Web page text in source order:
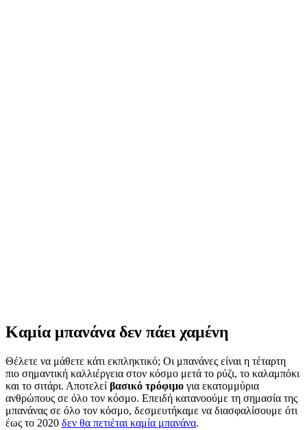
Καμία μπανάνα δεν πάει χαμένη
Θέλετε να μάθετε κάτι εκπληκτικό; Οι μπανάνες είναι η τέταρτη
πιο σημαντική καλλιέργεια στον κόσμο μετά το ρύζι, το καλαμπόκι
και το σιτάρι. Αποτελεί βασικό τρόφιμο για εκατομμύρια
ανθρώπους σε όλο τον κόσμο. Επειδή κατανοούμε τη σημασία της
μπανάνας σε όλο τον κόσμο, δεσμευτήκαμε να διασφαλίσουμε ότι
έως το 2020 δεν θα πετιέται καμία μπανάνα.